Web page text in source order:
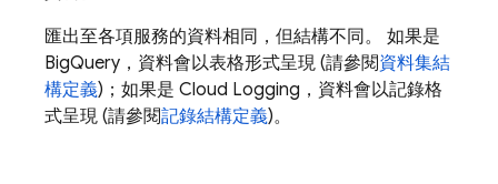
匯出至各項服務的資料相同，但結構不同。 如果是
BigQuery ，資料會以表格形式呈現 (請參閱資料集結
構定義)；如果是 Cloud Logging ，資料會以記錄格
式呈現 (請參閱記錄結構定義)。